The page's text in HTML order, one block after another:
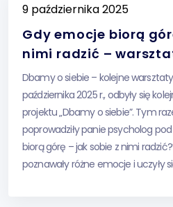
9 października 2025
Gdy emocje biorą
nimi radzić –
Dbamy o siebie – kolejne
października 2025 r., odbyły się
projektu „Dbamy o siebie”. Tym
poprowadziły panie psycholog
biorą górę – jak sobie z nimi
poznawały różne emocje i uczyły